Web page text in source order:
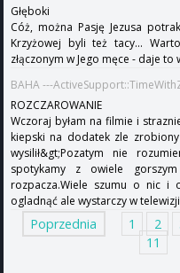
Głęboki
Cóż, można Pasję Jezusa
Krzyżowej byli też tacy...
złączonym w Jego męce - daje
BAHA ---
ROZCZAROWANIE
Wczoraj byłam na filmie i
kiepski na dodatek zle
wysilił&gt;Pozatym nie
spotykamy z owiele
rozpacza.Wiele szumu o nic i
ogladnąć ale wystarczy w
Poprzednia 1 2
11